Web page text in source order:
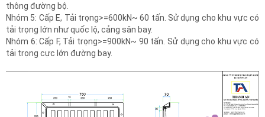
thông đường bộ.
Nhóm 5: Cấp E, Tải trọng>=600kN~ 60 tấn. Sử dụng cho khu vực có
tải trọng lớn như quốc lộ, cảng sân bay.
Nhóm 6: Cấp F, Tải trọng>=900kN~ 90 tấn. Sử dụng cho khu vực có
tải trọng cực lớn đường bay.